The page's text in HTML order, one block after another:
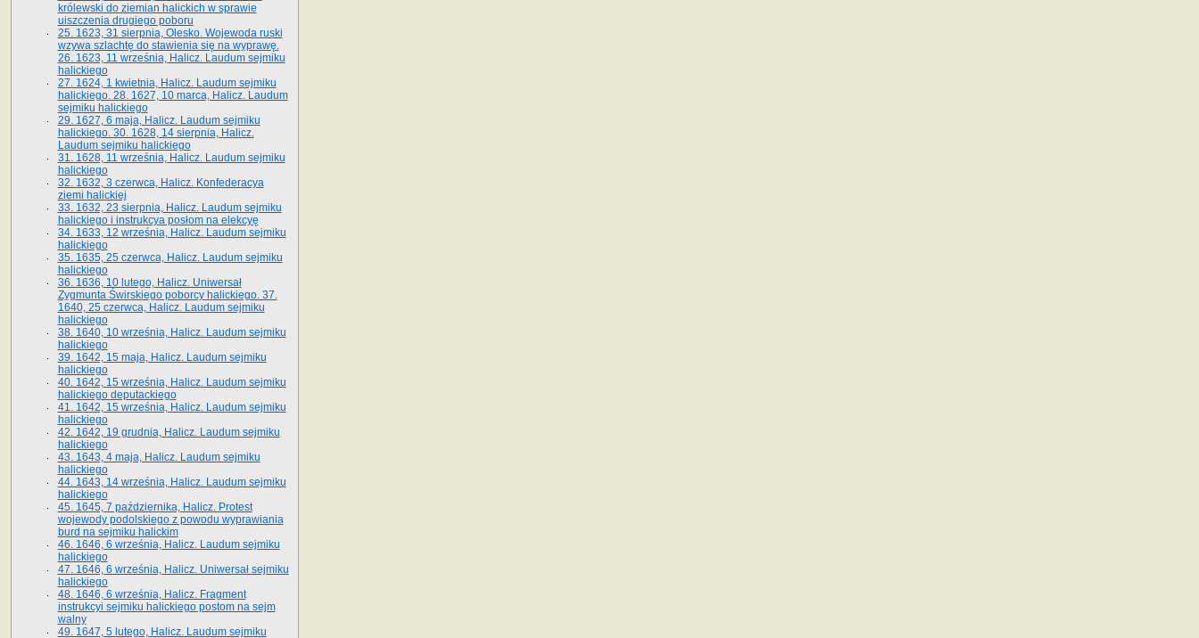
królewski do ziemian halickich w sprawie
uiszczenia drugiego poboru
25. 1623, 31 sierpnia, Olesko. Wojewoda ruski
wzywa szlachtę do stawienia się na wyprawę.
26. 1623, 11 września, Halicz. Laudum sejmiku
halickiego
27. 1624, 1 kwietnia, Halicz. Laudum sejmiku
halickiego. 28. 1627, 10 marca, Halicz. Laudum
sejmiku halickiego
29. 1627, 6 maja, Halicz. Laudum sejmiku
halickiego. 30. 1628, 14 sierpnia, Halicz.
Laudum sejmiku halickiego
31. 1628, 11 września, Halicz. Laudum sejmiku
halickiego
32. 1632, 3 czerwca, Halicz. Konfederacya
ziemi halickiej
33. 1632, 23 sierpnia, Halicz. Laudum sejmiku
halickiego i instrukcya posłom na elekcyę
34. 1633, 12 września, Halicz. Laudum sejmiku
halickiego
35. 1635, 25 czerwca, Halicz. Laudum sejmiku
halickiego
36. 1636, 10 lutego, Halicz. Uniwersał
Zygmunta Świrskiego poborcy halickiego. 37.
1640, 25 czerwca, Halicz. Laudum sejmiku
halickiego
38. 1640, 10 września, Halicz. Laudum sejmiku
halickiego
39. 1642, 15 maja, Halicz. Laudum sejmiku
halickiego
40. 1642, 15 września, Halicz. Laudum sejmiku
halickiego deputackiego
41. 1642, 15 września, Halicz. Laudum sejmiku
halickiego
42. 1642, 19 grudnia, Halicz. Laudum sejmiku
halickiego
43. 1643, 4 maja, Halicz. Laudum sejmiku
halickiego
44. 1643, 14 września, Halicz. Laudum sejmiku
halickiego
45. 1645, 7 października, Halicz. Protest
wojewody podolskiego z powodu wyprawiania
burd na sejmiku halickim
46. 1646, 6 września, Halicz. Laudum sejmiku
halickiego
47. 1646, 6 września, Halicz. Uniwersał sejmiku
halickiego
48. 1646, 6 września, Halicz. Fragment
instrukcyi sejmiku halickiego postom na sejm
walny
49. 1647, 5 lutego, Halicz. Laudum sejmiku